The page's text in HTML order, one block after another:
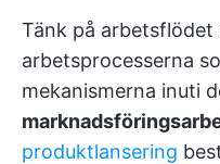
Tänk på arbetsflödet
arbetsprocesserna
mekanismerna inuti
produktlansering